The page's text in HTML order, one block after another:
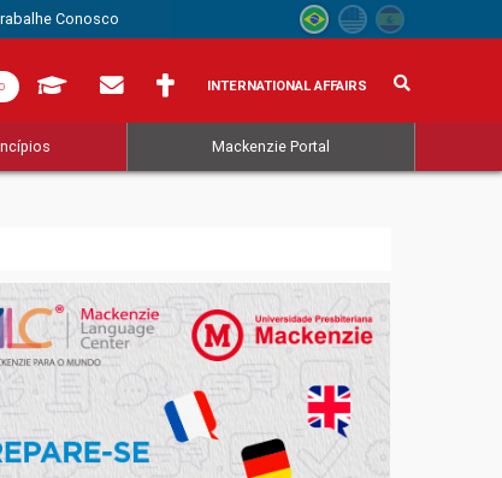
Conosco
INTERNATIONAL AFFAIRS
Mackenzie Portal